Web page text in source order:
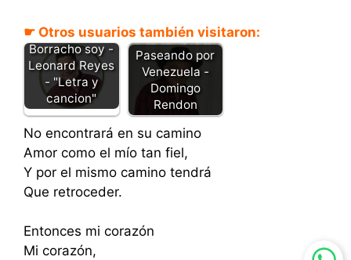
☛ Otros usuarios también visitaron:
Borracho soy -
Leonard Reyes
- "Letra y
cancion"
Paseando por
Venezuela -
Domingo
Rendon
No encontrará en su camino
Amor como el mío tan fiel,
Y por el mismo camino tendrá
Que retroceder.
Entonces mi corazón
Mi corazón,